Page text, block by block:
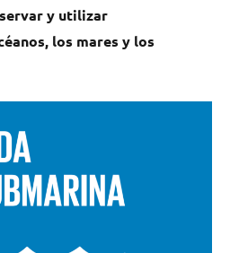
y utilizar
los mares y los